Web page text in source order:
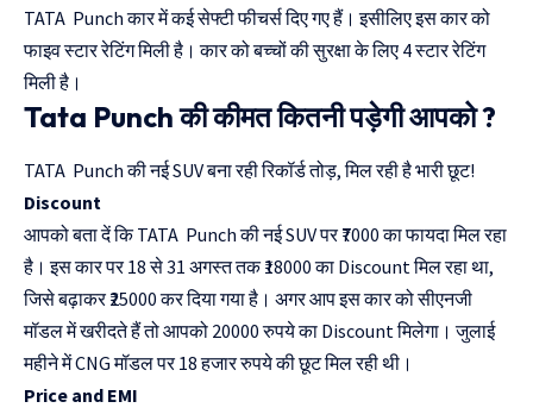
TATA Punch कार में कई सेफ्टी फीचर्स दिए गए हैं। इसीलिए इस कार को
फाइव स्टार रेटिंग मिली है। कार को बच्चों की सुरक्षा के लिए 4 स्टार रेटिंग
मिली है।
Tata Punch की कीमत कितनी पड़ेगी आपको ?
TATA Punch की नई SUV बना रही रिकॉर्ड तोड़, मिल रही है भारी छूट!
Discount
आपको बता दें कि TATA Punch की नई SUV पर ₹7000 का फायदा मिल रहा
है। इस कार पर 18 से 31 अगस्त तक ₹18000 का Discount मिल रहा था,
जिसे बढ़ाकर ₹25000 कर दिया गया है। अगर आप इस कार को सीएनजी
मॉडल में खरीदते हैं तो आपको 20000 रुपये का Discount मिलेगा। जुलाई
महीने में CNG मॉडल पर 18 हजार रुपये की छूट मिल रही थी।
Price and EMI